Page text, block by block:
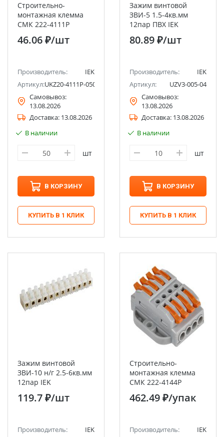
Строительно-
монтажная клемма
СМК 222-4111P
проходная с
площадкой (50шт/
46.06 ₽/шт
Производитель:
IEK
Артикул:UKZ20-4111P-050
Самовывоз:
13.08.2026
Доставка: 13.08.2026
В наличии
шт
В КОРЗИНУ
КУПИТЬ В 1 КЛИК
Зажим винтовой
ЗВИ-5 1.5-4кв.мм
12пар ПВХ IEK
80.89 ₽/шт
Производитель:
IEK
Артикул:
UZV3-005-04
Самовывоз:
13.08.2026
Доставка: 13.08.2026
В наличии
шт
В КОРЗИНУ
КУПИТЬ В 1 КЛИК
Зажим винтовой
ЗВИ-10 н/г 2.5-6кв.мм
12пар IEK
119.7 ₽/шт
Производитель:
IEK
Строительно-
монтажная клемма
СМК 222-4144P
проходная с
площадкой (4шт/упак)
462.49 ₽/упак
Производитель:
IEK